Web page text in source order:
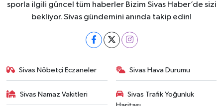
sporla ilgili güncel tüm haberler Bizim Sivas Haber’de sizi
bekliyor. Sivas gündemini anında takip edin!
Sivas Nöbetçi Eczaneler Sivas Hava Durumu
Sivas Namaz Vakitleri
Sivas Trafik Yoğunluk